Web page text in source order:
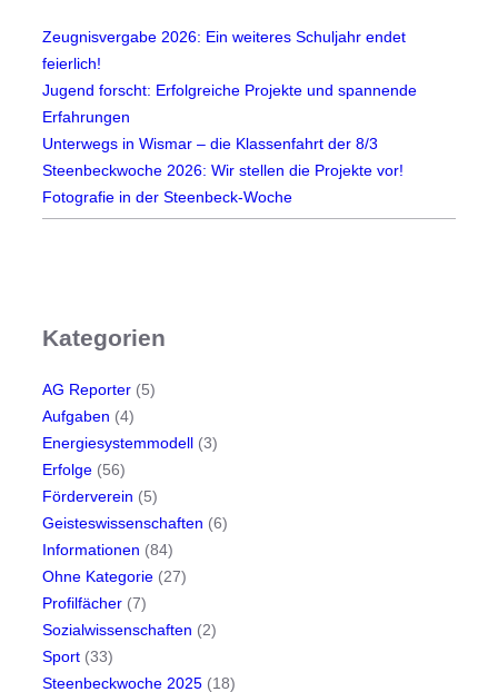
Zeugnisvergabe 2026: Ein weiteres Schuljahr endet
feierlich!
Jugend forscht: Erfolgreiche Projekte und spannende
Erfahrungen
Unterwegs in Wismar – die Klassenfahrt der 8/3
Steenbeckwoche 2026: Wir stellen die Projekte vor!
Fotografie in der Steenbeck-Woche
Kategorien
AG Reporter (5)
Aufgaben (4)
Energiesystemmodell (3)
Erfolge (56)
Förderverein (5)
Geisteswissenschaften (6)
Informationen (84)
Ohne Kategorie (27)
Profilfächer (7)
Sozialwissenschaften (2)
Sport (33)
Steenbeckwoche 2025 (18)